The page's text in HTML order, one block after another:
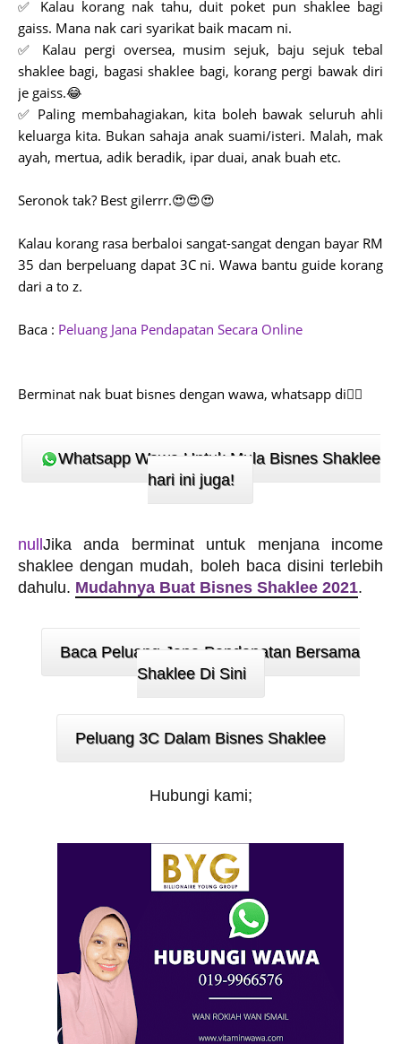
✅ Kalau korang nak tahu, duit poket pun shaklee bagi
gaiss. Mana nak cari syarikat baik macam ni.
✅ Kalau pergi oversea, musim sejuk, baju sejuk tebal
shaklee bagi, bagasi shaklee bagi, korang pergi bawak diri
je gaiss.😂
✅ Paling membahagiakan, kita boleh bawak seluruh ahli
keluarga kita. Bukan sahaja anak suami/isteri. Malah, mak
ayah, mertua, adik beradik, ipar duai, anak buah etc.
Seronok tak? Best gilerrr.😍😍😍
Kalau korang rasa berbaloi sangat-sangat dengan bayar RM
35 dan berpeluang dapat 3C ni. Wawa bantu guide korang
dari a to z.
Baca : Peluang Jana Pendapatan Secara Online
Berminat nak buat bisnes dengan wawa, whatsapp di👇🏻
Whatsapp Wawa Untuk Mula Bisnes Shaklee
hari ini juga!
null Jika anda berminat untuk menjana income
shaklee dengan mudah, boleh baca disini terlebih
dahulu. Mudahnya Buat Bisnes Shaklee 2021.
Baca Peluang Jana Pendapatan Bersama
Shaklee Di Sini
Peluang 3C Dalam Bisnes Shaklee
Hubungi kami;